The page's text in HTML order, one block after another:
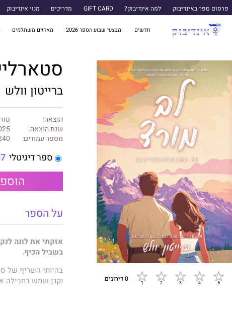
פרסום ספר באינדיבוק למה אינדיבוק? GIFT CARD מדריכים מנוי אינדיבוק
חדשים מבצעי שבוע הספר 2026 מארזים משתלמים
0 דירוגים
סטארלייט
ברייטון וולש
הוצאה:
שנת הוצאה:
מספר עמודים:
ספר דיגיטלי ₪
על הספר
אזקתי את לונה לנק
בשביל הכיף.
בהיותי השריף של
וקרן שמש בחבילה
מאוהבת